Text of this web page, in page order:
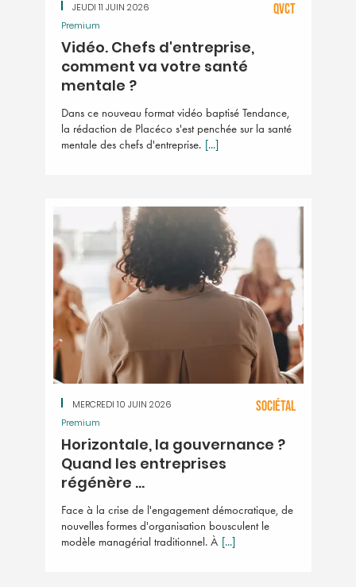
JEUDI 11 JUIN 2026
Vidéo. Chefs d'entreprise,
comment va votre santé
mentale ?
Dans ce nouveau format vidéo baptisé Tendance,
la rédaction de Placéco s'est penchée sur la santé
mentale des chefs d'entreprise. [...]
QVCT
Premium
MERCREDI 10 JUIN 2026
Horizontale, la gouvernance ?
Quand les entreprises
régénère ...
Face à la crise de l'engagement démocratique, de
nouvelles formes d'organisation bousculent le
modèle managérial traditionnel. À [...]
SOCIÉTAL
Premium